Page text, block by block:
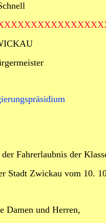
Fahrerlaubnis der
Stadt Zwickau vom 10.
Damen und Herren,